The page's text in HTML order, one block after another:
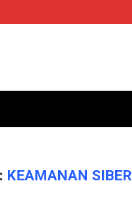
KEAMANAN SIBER